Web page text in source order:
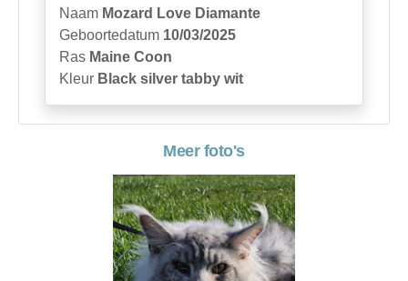
Naam Mozard Love Diamante
Geboortedatum 10/03/2025
Ras Maine Coon
Kleur Black silver tabby wit
Meer foto's